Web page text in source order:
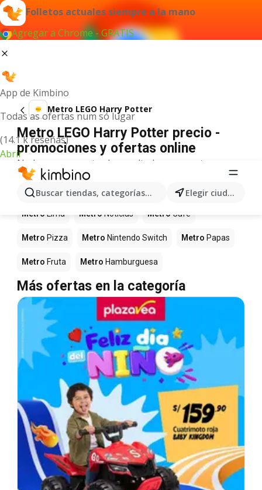
Folletos actuales siempre a la mano
Agregar a Chrome - GRATIS
App de Kimbino
Todas as ofertas num só lugar
(14.1 k reseñas)
Abrir
Buscar tiendas, categorías, productos... Elegir ciudad
Metro LEGO Harry Potter
Metro LEGO Harry Potter precio -
promociones y ofertas online
No hemos encontrado resultados para este
término.
Más productos en tiendas Metro
Metro Lima Metro Noticias Metro Café
Metro Pizza Metro Nintendo Switch Metro Papas
Metro Fruta Metro Hamburguesa
Más ofertas en la categoría